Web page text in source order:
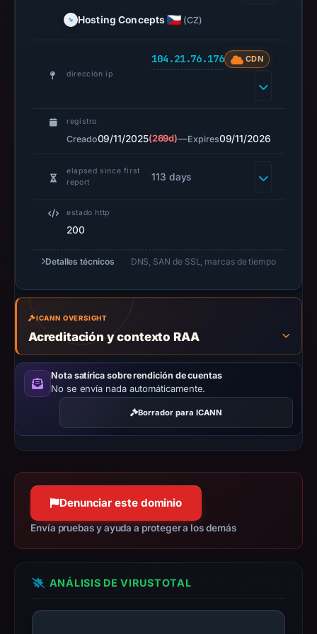
at
Spamhaus
positive
on
18:33
URLScan
captured
the
Mar
2026
at
UTC.
or
missing
results
do
not
Hosting Concepts (CZ)
dirección ip
104.21.76.176 CDN
registro
Creado09/11/2025(269d)—Expires09/11/2026
elapsed since first
report
113 days
estado http
200
Detalles técnicos DNS, SAN de SSL, marcas de tiempo
ICANN OVERSIGHT
Acreditación y contexto RAA
Nota satírica sobre rendición de cuentas
No se envía nada automáticamente.
Borrador para ICANN
Denunciar este dominio
Envía pruebas y ayuda a proteger a los demás
ANÁLISIS DE VIRUSTOTAL